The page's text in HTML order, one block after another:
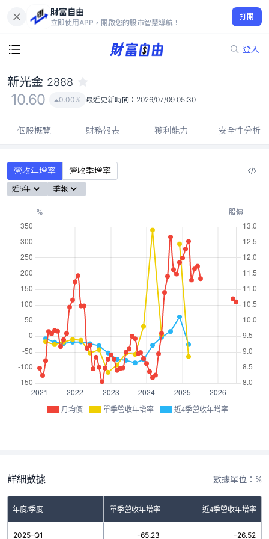
財富自由
立即使用APP，開啟您的股市智慧導航！
打開
登入
10.60
0.00%
新光金 2888
10.60 0.00% 最近更新時間： 2026/07/09 05:30
個股概覽 財務報表 獲利能力 安全性分析
營收年增率 營收季增率
近5年 季報
月均價 單季營收年增率 近4季營收年增率
詳細數據 數據單位：%
年度/季度 單季營收年增率 近4季營收年增率
2025-Q1 -65.23 -26.52